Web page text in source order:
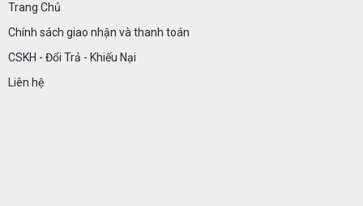
Trang Chủ
Chính sách giao nhận và thanh toán
CSKH - Đổi Trả - Khiếu Nại
Liên hệ